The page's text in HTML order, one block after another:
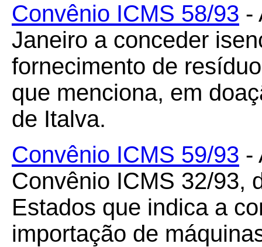
Convênio ICMS 58/93 -
Janeiro a conceder
fornecimento de
que menciona, em
de Italva.
Convênio ICMS 59/93 -
Convênio ICMS 32/93,
Estados que indica a
importação de